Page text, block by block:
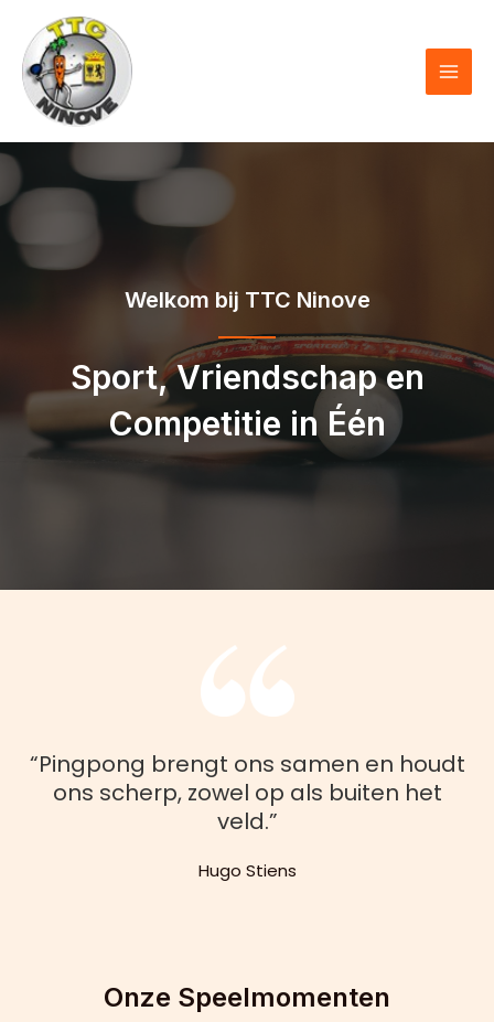
content
Welkom bij TTC Ninove
Sport, Vriendschap en
Competitie in Één
“Pingpong brengt ons samen en houdt
ons scherp, zowel op als buiten het
veld.”
Hugo Stiens
Onze Speelmomenten